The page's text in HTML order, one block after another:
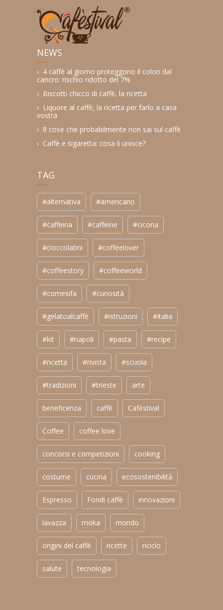
NEWS
4 caffè al giorno proteggono il colon dal
cancro: rischio ridotto del 7%
Biscotti chicco di caffè, la ricetta
Liquore al caffè, la ricetta per farlo a casa
vostra
8 cose che probabilmente non sai sul caffè
Caffè e sigaretta: cosa li unisce?
TAG
#alternativa #americano
#caffeina #caffeine #cicoria
#cioccolatini #coffeelover
#coffeestory #coffeeworld
#comesifa #curiosità
#gelatoalcaffè #istruzioni #italia
#kit #napoli #pasta #recipe
#ricetta #rivista #scuola
#tradizioni #trieste arte
beneficenza caffè Cafèstival
Coffee coffee love
concorsi e competizioni cooking
costume cucina ecosostenibilità
Espresso Fondi caffè innovazioni
lavazza moka mondo
origini del caffè ricette riciclo
salute tecnologia